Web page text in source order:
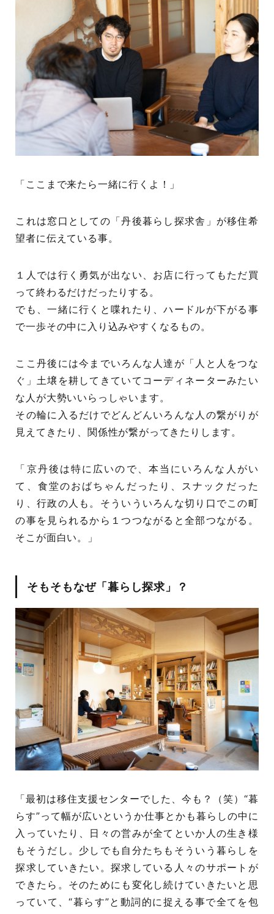
「ここまで来たら一緒に行くよ！」
これは窓口としての「丹後暮らし探求舎」が移住希
望者に伝えている事。
１人では行く勇気が出ない、お店に行ってもただ買
って終わるだけだったりする。
でも、一緒に行くと喋れたり、ハードルが下がる事
で一歩その中に入り込みやすくなるもの。
ここ丹後には今までいろんな人達が「人と人をつな
ぐ」土壌を耕してきていてコーディネーターみたい
な人が大勢いいらっしゃいます。
その輪に入るだけでどんどんいろんな人の繋がりが
見えてきたり、関係性が繋がってきたりします。
「京丹後は特に広いので、本当にいろんな人がい
て、食堂のおばちゃんだったり、スナックだった
り、行政の人も。そういういろんな切り口でこの町
の事を見られるから１つつながると全部つながる。
そこが面白い。」
そもそもなぜ「暮らし探求」？
「最初は移住支援センターでした、今も？（笑）“暮
らす”って幅が広いというか仕事とかも暮らしの中に
入っていたり、日々の営みが全てといか人の生き様
もそうだし。少しでも自分たちもそういう暮らしを
探求していきたい。探求している人々のサポートが
できたら。そのためにも変化し続けていきたいと思
っていて、“暮らす”と動詞的に捉える事で全てを包